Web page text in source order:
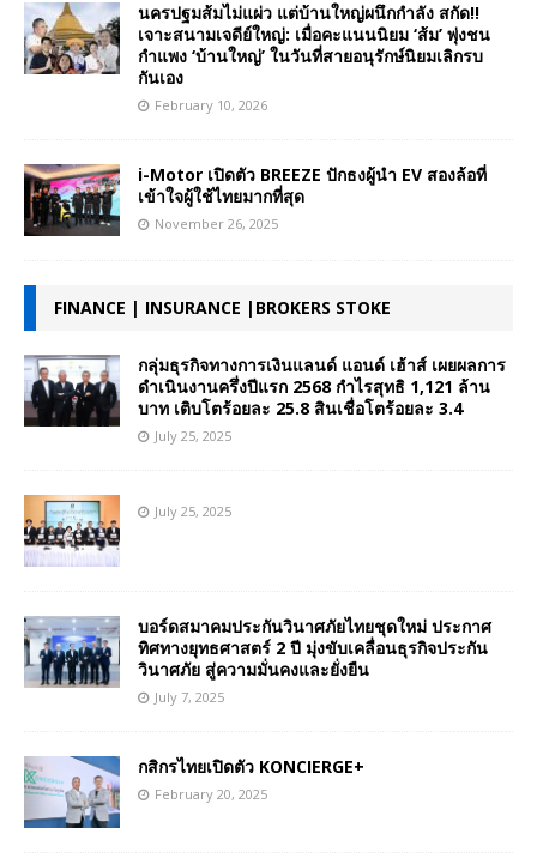
นครปฐมส้มไม่แผ่ว แต่บ้านใหญ่ผนึกกำลัง สกัด!!
เจาะสนามเจดีย์ใหญ่: เมื่อคะแนนนิยม ‘ส้ม’ พุ่งชน
กำแพง ‘บ้านใหญ่’ ในวันที่สายอนุรักษ์นิยมเลิกรบ
กันเอง
February 10, 2026
i-Motor เปิดตัว BREEZE ปักธงผู้นำ EV สองล้อที่
เข้าใจผู้ใช้ไทยมากที่สุด
November 26, 2025
FINANCE | INSURANCE |BROKERS STOKE
กลุ่มธุรกิจทางการเงินแลนด์ แอนด์ เฮ้าส์ เผยผลการ
ดำเนินงานครึ่งปีแรก 2568 กำไรสุทธิ 1,121 ล้าน
บาท เติบโตร้อยละ 25.8 สินเชื่อโตร้อยละ 3.4
July 25, 2025
July 25, 2025
บอร์ดสมาคมประกันวินาศภัยไทยชุดใหม่ ประกาศ
ทิศทางยุทธศาสตร์ 2 ปี มุ่งขับเคลื่อนธุรกิจประกัน
วินาศภัย สู่ความมั่นคงและยั่งยืน
July 7, 2025
กสิกรไทยเปิดตัว KONCIERGE+
February 20, 2025